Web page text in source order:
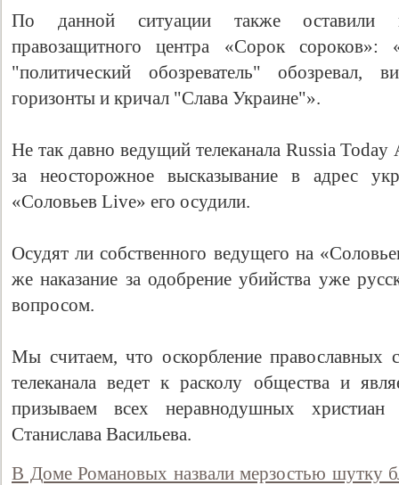
По данной ситуации также оставили
правозащитного центра «Сорок сороков»:
"политический обозреватель" обозревал,
горизонты и кричал "Слава Украине"».
Не так давно ведущий телеканала Russia
за неосторожное высказывание в адрес
«Соловьев Live» его осудили.
Осудят ли собственного ведущего на
же наказание за одобрение убийства уже
вопросом.
Мы считаем, что оскорбление православных
телеканала ведет к расколу общества и
призываем всех неравнодушных
Станислава Васильева.
В Доме Романовых назвали мерзостью шутку